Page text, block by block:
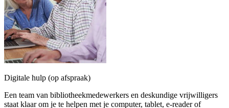
Digitale hulp (op afspraak)
Een team van bibliotheekmedewerkers en deskundige vrijwilligers
staat klaar om je te helpen met je computer, tablet, e-reader of